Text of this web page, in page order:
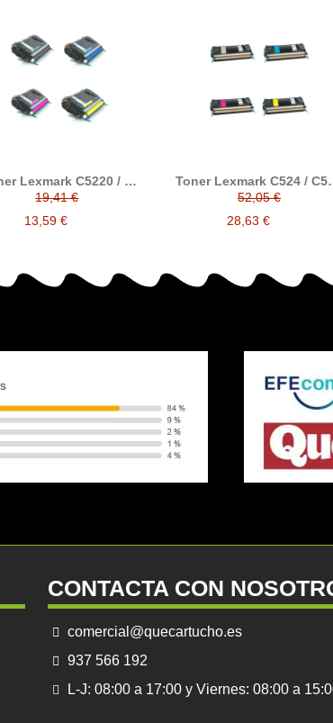
Lexmark C5220 / C
compatible alternativo
a Lexmark C5220KS /
C5220CS / C5220MS /
C5220YS
19,41 €
13,59 €
Toner Lexmark C524 /
/ C532 / C534 compatible a
Lexmark
52,05 €
28,63 €
CONTACTA CON
comercial@quecartucho.es
937 566 192
L-J: 08:00 a 17:00 y Viernes: 08:00 a